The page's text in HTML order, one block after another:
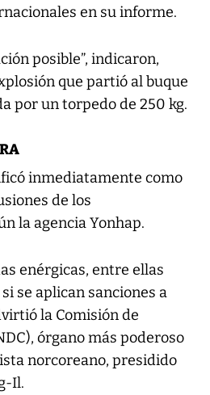
en su informe.
posible”, indicaron,
que partió al buque
por un torpedo de 250 kg.
inmediatamente como
de los
la agencia Yonhap.
enérgicas, entre ellas
se aplican sanciones a
la Comisión de
órgano más poderoso
norcoreano, presidido
Il.